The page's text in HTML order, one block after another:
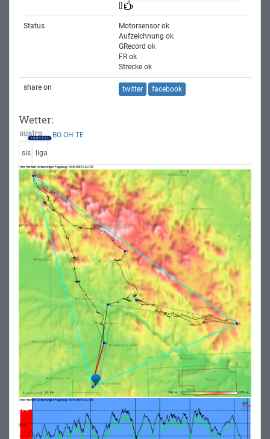
Status
Motorsensor ok
Aufzeichnung ok
GRecord ok
FR ok
Strecke ok
share on twitter facebook
Wetter:
BO OH TE
sis liga